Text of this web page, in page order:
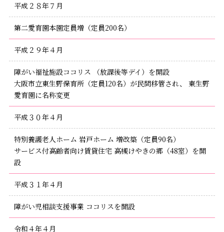
平成２８年７月
第二愛育園本園定員増（定員200名）
平成２９年４月
障がい福祉施設ココリス （放課後等デイ）を開設
大阪市立東生野保育所（定員120名）が民間移管され、 東生野
愛育園に名称変更
平成３０年４月
特別養護老人ホーム 岩戸ホーム 増改築（定員90名）
サービス付高齢者向け賃貸住宅 高槻けやきの郷（48室）を開
設
平成３１年４月
障がい児相談支援事業 ココリスを開設
令和４年４月